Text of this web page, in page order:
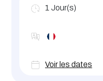
animer des visites de
complémentaire pour
1 Jour(s)
Voir les dates